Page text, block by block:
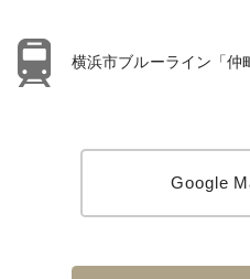
横浜市ブルーライン「仲
Google